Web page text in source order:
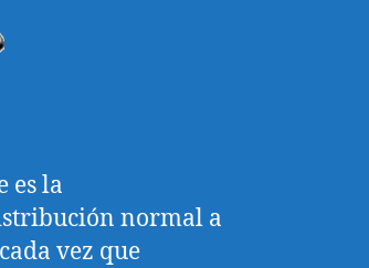
es la
normal a
vez que